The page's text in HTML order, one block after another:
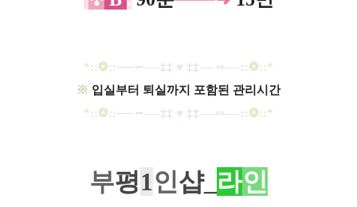
*::❂::──∽----‡‡ ♥ ‡‡----∽----::❂::*
※ 입실부터 퇴실까지 포함된 관리시간
*::❂::──∽----‡‡ ♥ ‡‡----∽----::❂::*
부평1인샵_ 라인